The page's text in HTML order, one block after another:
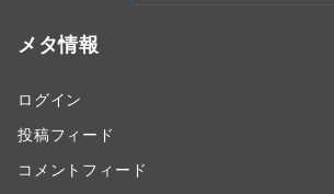
メタ情報
ログイン
投稿フィード
コメントフィード